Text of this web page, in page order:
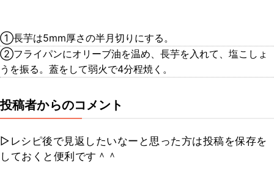
①長芋は5mm厚さの半月切りにする。
②フライパンにオリーブ油を温め、長芋を入れて、塩こしょ
うを振る。蓋をして弱火で4分程焼く。
投稿者からのコメント
▷レシピ後で見返したいなーと思った方は投稿を保存を
しておくと便利です＾＾